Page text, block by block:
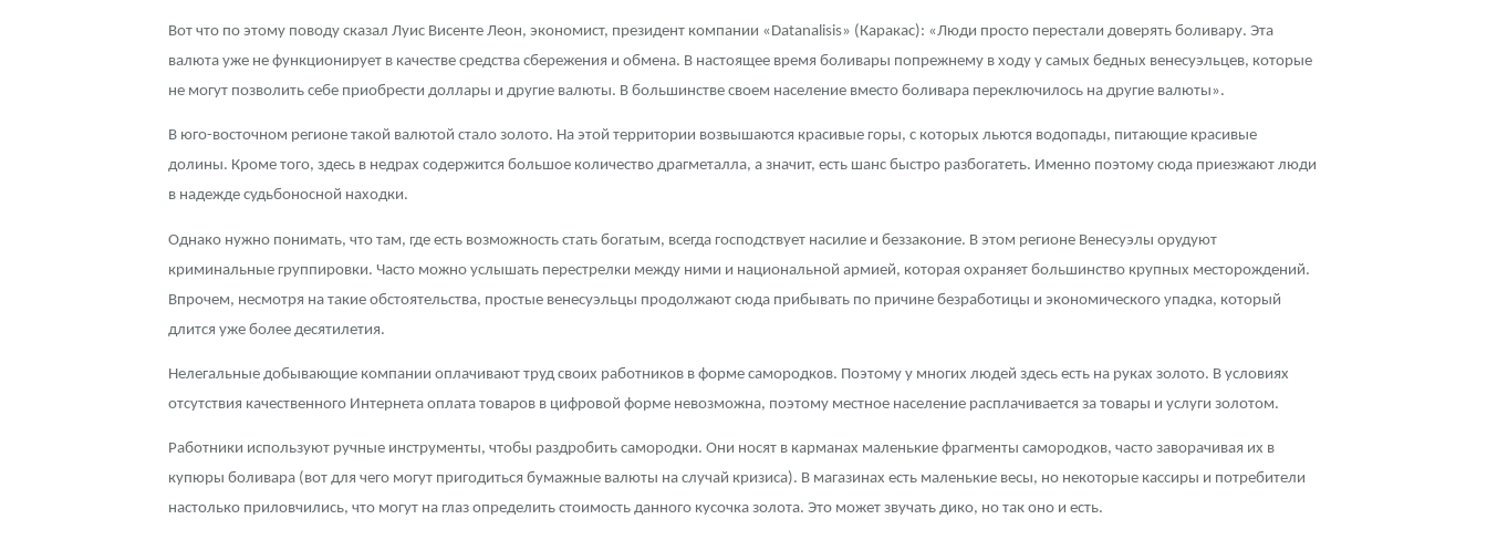
Наборы подарочных и коллекционных монет
Монеты и жетоны из недрагоценных металлов
Книги по нумизматике
Вот что по этому поводу сказал Луис Висенте Леон, экономист, президент компании «Datanalisis» (Каракас): «Люди просто перестали доверять боливару. Эта
валюта уже не функционирует в качестве средства сбережения и обмена. В настоящее время боливары попрежнему в ходу у самых бедных венесуэльцев, которые
не могут позволить себе приобрести доллары и другие валюты. В большинстве своем население вместо боливара переключилось на другие валюты».
В юго-восточном регионе такой валютой стало золото. На этой территории возвышаются красивые горы, с которых льются водопады, питающие красивые
долины. Кроме того, здесь в недрах содержится большое количество драгметалла, а значит, есть шанс быстро разбогатеть. Именно поэтому сюда приезжают люди
в надежде судьбоносной находки.
Однако нужно понимать, что там, где есть возможность стать богатым, всегда господствует насилие и беззаконие. В этом регионе Венесуэлы орудуют
криминальные группировки. Часто можно услышать перестрелки между ними и национальной армией, которая охраняет большинство крупных месторождений.
Впрочем, несмотря на такие обстоятельства, простые венесуэльцы продолжают сюда прибывать по причине безработицы и экономического упадка, который
длится уже более десятилетия.
Нелегальные добывающие компании оплачивают труд своих работников в форме самородков. Поэтому у многих людей здесь есть на руках золото. В условиях
отсутствия качественного Интернета оплата товаров в цифровой форме невозможна, поэтому местное население расплачивается за товары и услуги золотом.
Работники используют ручные инструменты, чтобы раздробить самородки. Они носят в карманах маленькие фрагменты самородков, часто заворачивая их в
купюры боливара (вот для чего могут пригодиться бумажные валюты на случай кризиса). В магазинах есть маленькие весы, но некоторые кассиры и потребители
настолько приловчились, что могут на глаз определить стоимость данного кусочка золота. Это может звучать дико, но так оно и есть.